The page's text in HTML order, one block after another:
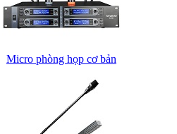
Micro phòng họp cơ bản